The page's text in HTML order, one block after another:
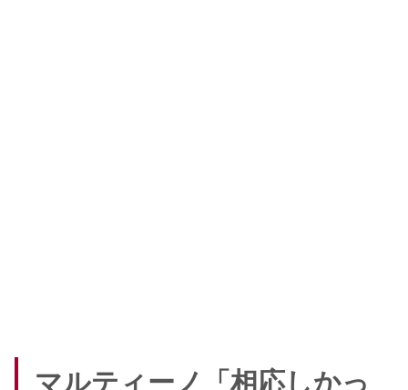
マルティーノ「相応しかっ